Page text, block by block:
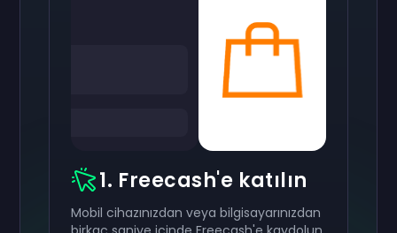
1. Freecash'e katılın
Mobil cihazınızdan veya bilgisayarınızdan